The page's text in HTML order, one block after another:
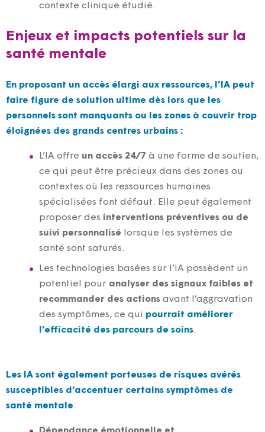
contexte clinique étudié.
Enjeux et impacts potentiels sur la
santé mentale
En proposant un accès élargi aux ressources, l’IA peut
faire figure de solution ultime dès lors que les
personnels sont manquants ou les zones à couvrir trop
éloignées des grands centres urbains :
L’IA offre un accès 24/7 à une forme de soutien,
ce qui peut être précieux dans des zones ou
contextes où les ressources humaines
spécialisées font défaut. Elle peut également
proposer des interventions préventives ou de
suivi personnalisé lorsque les systèmes de
santé sont saturés.
Les technologies basées sur l’IA possèdent un
potentiel pour analyser des signaux faibles et
recommander des actions avant l’aggravation
des symptômes, ce qui pourrait améliorer
l’efficacité des parcours de soins.
Les IA sont également porteuses de risques avérés
susceptibles d’accentuer certains symptômes de
santé mentale.